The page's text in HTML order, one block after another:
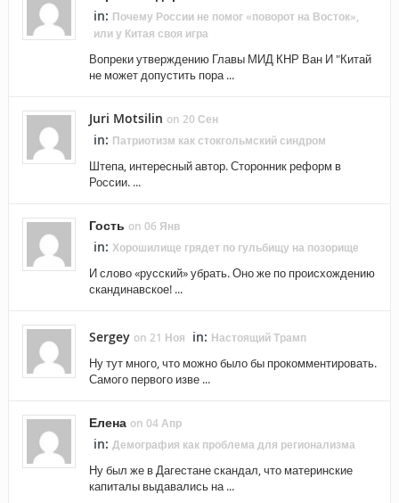
in: Почему России не помог «поворот на Восток»,
или у Китая своя игра
Вопреки утверждению Главы МИД КНР Ван И "Китай
не может допустить пора ...
Juri Motsilin on 20 Сен
in: Патриотизм как стокгольмский синдром
Штепа, интересный автор. Сторонник реформ в
России. ...
Гость on 06 Янв
in: Хорошилище грядет по гульбищу на позорище
И слово «русский» убрать. Оно же по происхождению
скандинавское! ...
Sergey on 21 Ноя in: Настоящий Трамп
Ну тут много, что можно было бы прокомментировать.
Самого первого изве ...
Елена on 04 Апр
in: Демография как проблема для регионализма
Ну был же в Дагестане скандал, что материнские
капиталы выдавались на ...